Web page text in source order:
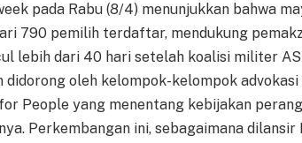
pada Rabu (8/4) menunjukkan bahwa
790 pemilih terdaftar, mendukung
lebih dari 40 hari setelah koalisi militer
didorong oleh kelompok-kelompok
People yang menentang kebijakan
Perkembangan ini, sebagaimana